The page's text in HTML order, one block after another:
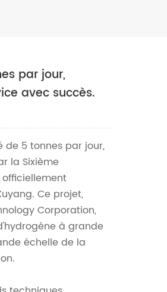
Melayu
par jour,
avec succès.
de 5 tonnes par jour,
la Sixième
Ce projet,
Corporation,
à grande
échelle de la